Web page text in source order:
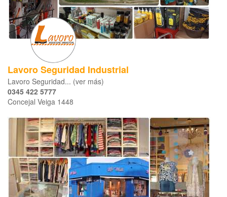
Lavoro Seguridad Industrial
Lavoro Seguridad... (ver más)
0345 422 5777
Concejal Veiga 1448